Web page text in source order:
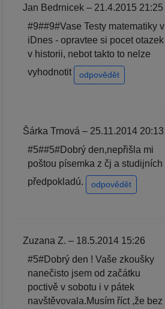
Jan Bedrnicek – 21.4.2015 21:25
#9##9#Vase Testy matematiky v
iDnes - opravtee si pocet otazek
v historii, nebot takto to nelze
vyhodnotit
odpovědět
Šárka Trnová – 25.11.2014 20:13
#5##5#Dobrý den,nepřišla mi
poštou písemka z čj a studijních
předpokladú.
odpovědět
Zuzana Z. – 18.5.2014 15:26
#5#Dobrý den ! Vaše zkoušky
nanečisto jsem od začátku
poctivě v sobotu i v pátek
navštěvovala.Musím říct ,že bez